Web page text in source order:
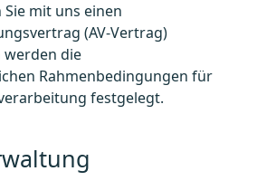
mit uns einen
(AV-Vertrag)
werden die
Rahmenbedingungen für
festgelegt.